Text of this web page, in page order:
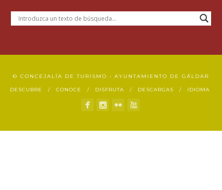
© CONCEJALÍA DE TURISMO • AYUNTAMIENTO DE GÁLDAR
DESCUBRE CONOCE DISFRUTA DESCARGAS IDIOMA